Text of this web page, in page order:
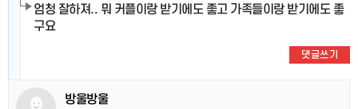
엄청 잘하져.. 뭐 커플이랑 받기에도 좋고 가족들이랑 받기에도 좋
구요
댓글쓰기
방울방울